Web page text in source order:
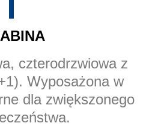
czterodrzwiowa z
Wyposażona w
dla zwiększonego